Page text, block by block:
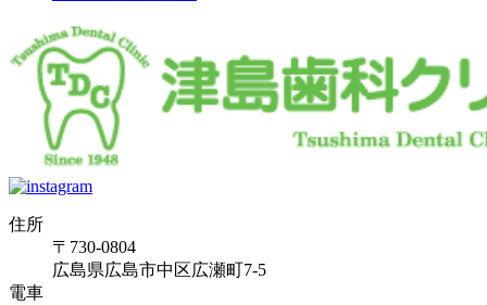
住所
〒730-0804
広島県広島市中区広瀬町7-5
電車